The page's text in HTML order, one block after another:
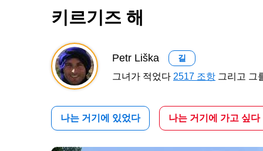
키르기즈 해
Petr Liška 길
그녀가 적었다 2517 조항 그리고 그
나는 거기에 있었다 나는 거기에 가고 싶다